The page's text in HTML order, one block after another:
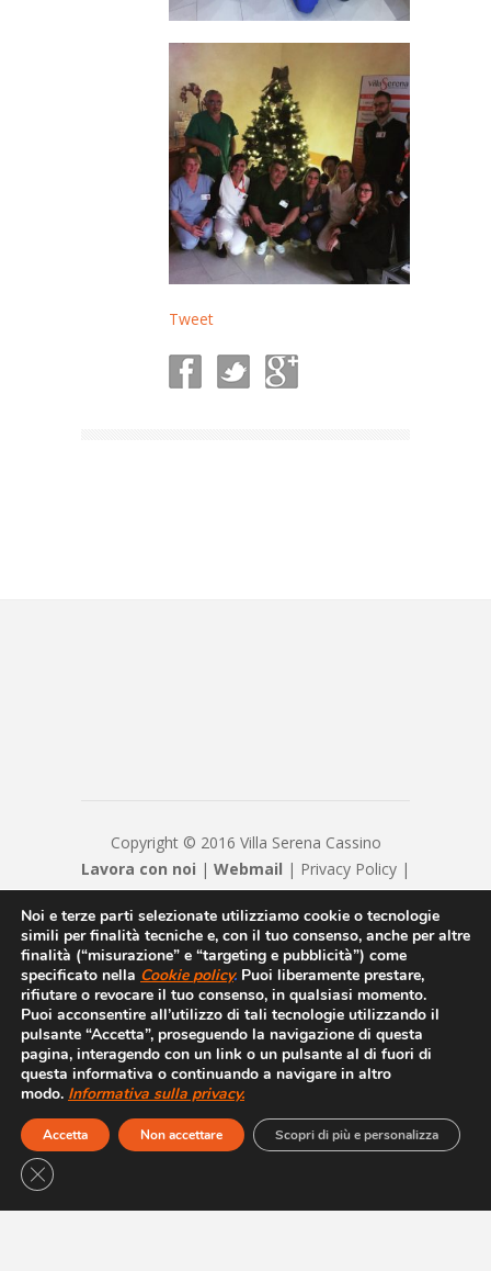
Tweet
Copyright © 2016 Villa Serena Cassino
Lavora con noi | Webmail | Privacy Policy |
Privacy|Disclaimer|Contatti|Credits
Casa di Cura VILLA SERENA S.R.L. Cap. Soc. €
20800 - Numero REA FR - 23932 - P.IVA/Cod.
Fiscale 00250370608 -
villaserenacassino@legalmail.it - Sottoposto
alla direzione e coordinamento di Cardiomed
SpA
Noi e terze parti selezionate utilizziamo cookie o tecnologie
simili per finalità tecniche e, con il tuo consenso, anche per altre
finalità (“misurazione” e “targeting e pubblicità”) come
specificato nella Cookie policy. Puoi liberamente prestare,
rifiutare o revocare il tuo consenso, in qualsiasi momento.
Puoi acconsentire all’utilizzo di tali tecnologie utilizzando il
pulsante “Accetta”, proseguendo la navigazione di questa
pagina, interagendo con un link o un pulsante al di fuori di
questa informativa o continuando a navigare in altro
modo. Informativa sulla privacy.
Accetta Non accettare Scopri di più e personalizza
CLOSE GDPR COOKIE BANNER